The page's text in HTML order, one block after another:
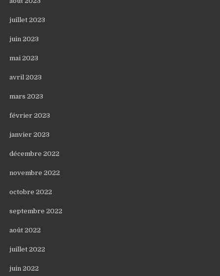
juillet 2023
juin 2023
mai 2023
avril 2023
mars 2023
février 2023
janvier 2023
décembre 2022
novembre 2022
octobre 2022
septembre 2022
août 2022
juillet 2022
juin 2022